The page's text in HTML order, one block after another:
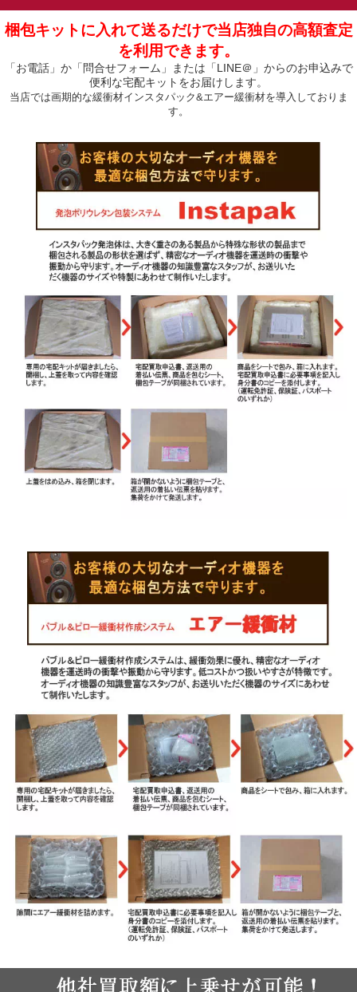
梱包キットに入れて送るだけで当店独自の高額査定
を利用できます。
「お電話」か「問合せフォーム」または「LINE＠」からのお申込みで
便利な宅配キットをお届けします。
当店では画期的な緩衝材インスタパック&エアー緩衝材を導入しておりま
す。